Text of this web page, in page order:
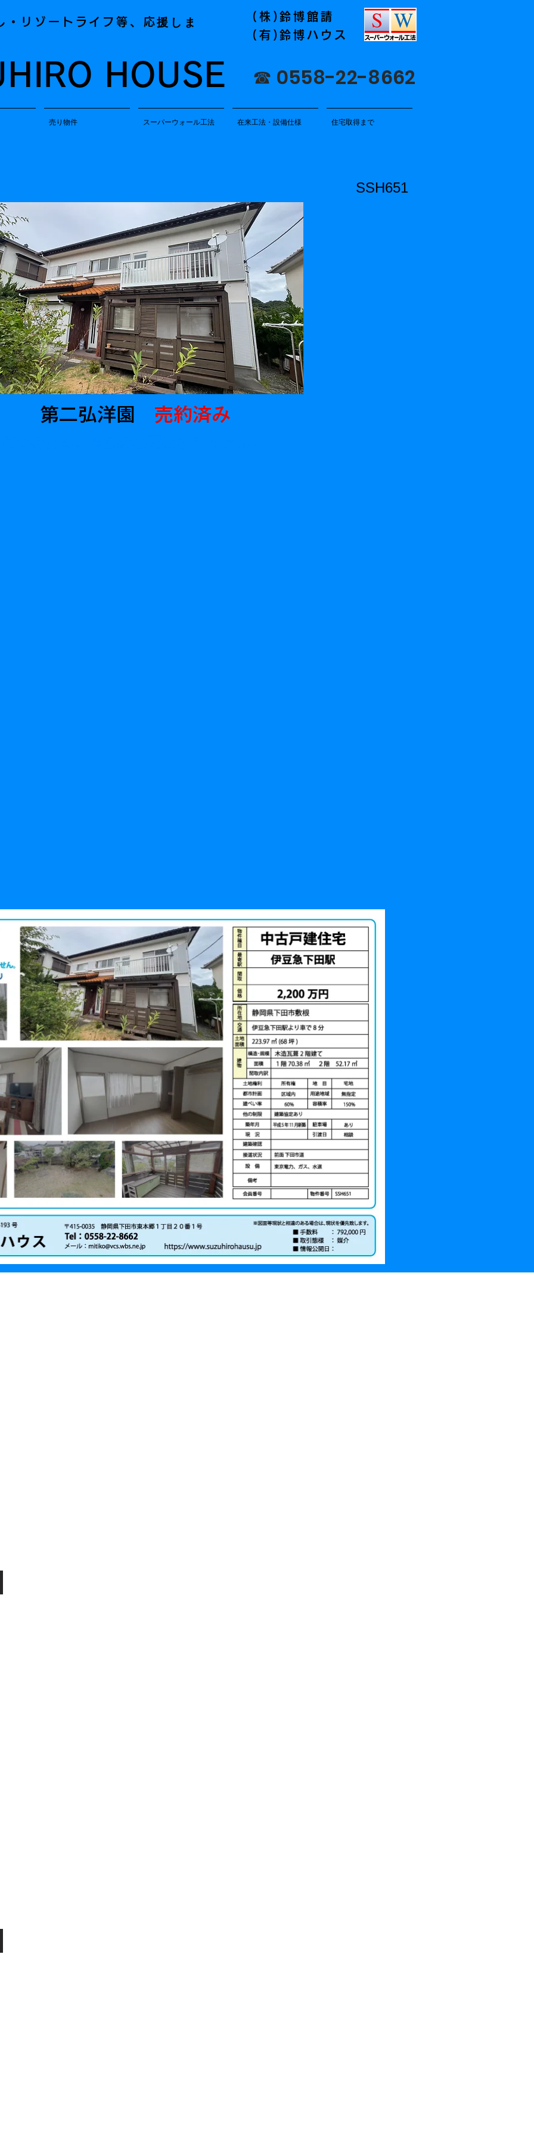
・リゾートライフ等、応援しま
HOUSE
(株)鈴博館請
(有)鈴博ハウス
☎ 0558-22-8662
売り物件 スーパーウォール工法 在来工法・設備仕様 住宅取得まで
SSH651
第二弘洋園 売約済み